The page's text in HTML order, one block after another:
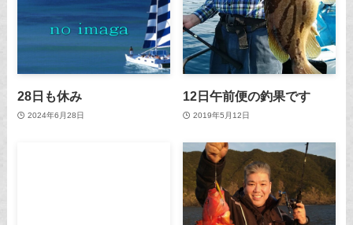
28日も休み
2024年6月28日
12日午前便の釣果です
2019年5月12日